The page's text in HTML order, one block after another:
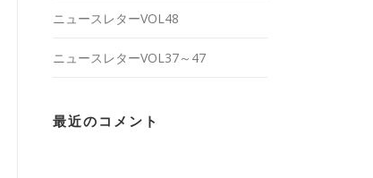
ニュースレターVOL48
ニュースレターVOL37～47
最近のコメント